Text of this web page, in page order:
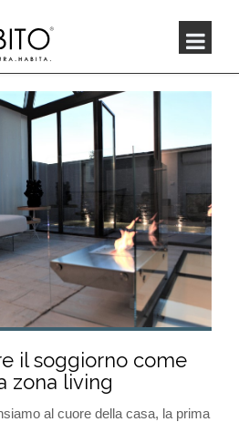
il soggiorno come
zona living
al cuore della casa, la prima